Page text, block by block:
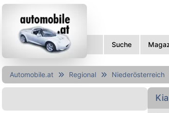
Suche
Automobile.at Regional Niederösterreich